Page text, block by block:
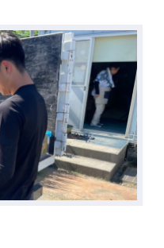
社員インタビュー
福利厚生